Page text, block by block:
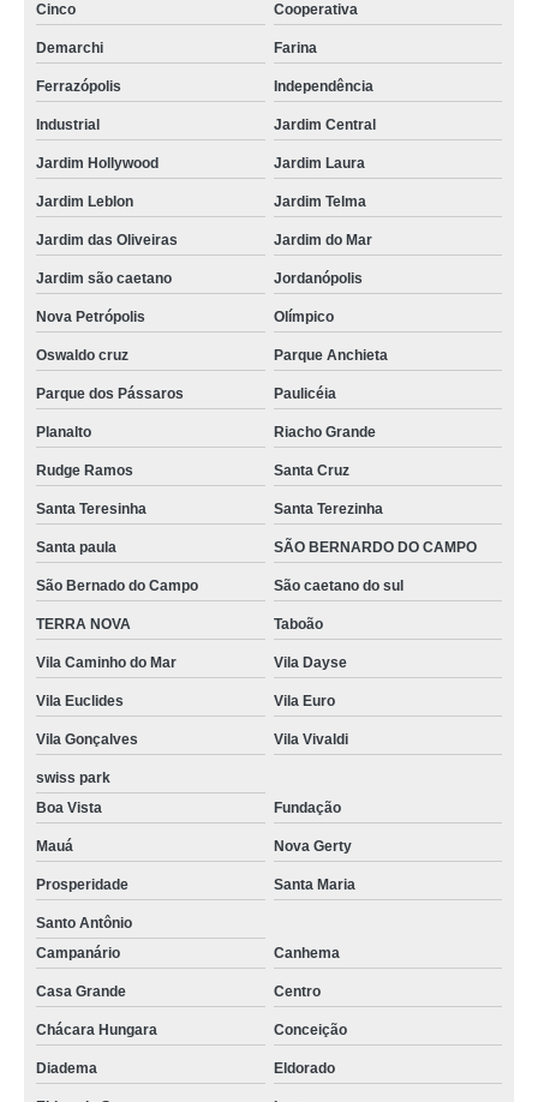
Cinco Cooperativa
Demarchi Farina
Ferrazópolis Independência
Industrial Jardim Central
Jardim Hollywood Jardim Laura
Jardim Leblon Jardim Telma
Jardim das Oliveiras Jardim do Mar
Jardim são caetano Jordanópolis
Nova Petrópolis Olímpico
Oswaldo cruz Parque Anchieta
Parque dos Pássaros Paulicéia
Planalto Riacho Grande
Rudge Ramos Santa Cruz
Santa Teresinha Santa Terezinha
Santa paula SÃO BERNARDO DO CAMPO
São Bernado do Campo São caetano do sul
TERRA NOVA Taboão
Vila Caminho do Mar Vila Dayse
Vila Euclides Vila Euro
Vila Gonçalves Vila Vivaldi
swiss park
Boa Vista
Fundação
Mauá Nova Gerty
Prosperidade Santa Maria
Santo Antônio
Campanário
Canhema
Casa Grande Centro
Chácara Hungara Conceição
Diadema Eldorado